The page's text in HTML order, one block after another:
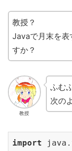
教授？
Javaで月末を表
すか？
教授
ふむ
次の
import